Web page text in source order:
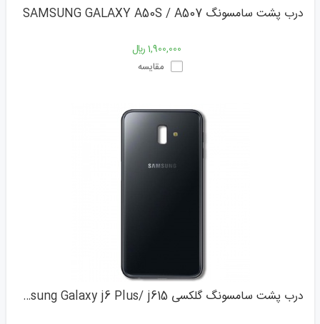
درب پشت سامسونگ SAMSUNG GALAXY A50S / A507
1,900,000 ﷼
مقایسه
درب پشت سامسونگ گلکسی Samsung Galaxy j6 Plus/ j615